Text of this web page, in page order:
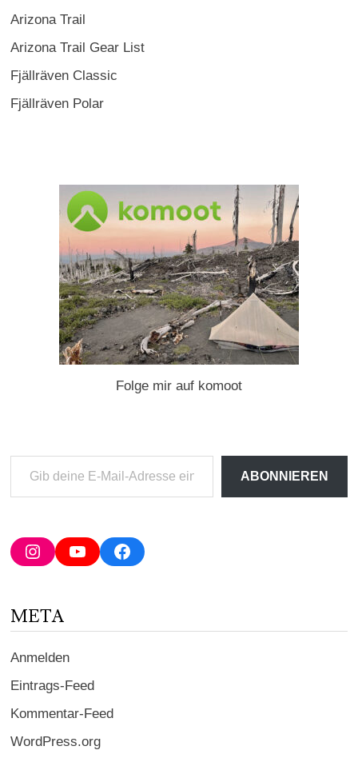
Arizona Trail
Arizona Trail Gear List
Fjällräven Classic
Fjällräven Polar
Folge mir auf komoot
deine
Adresse
ein ...
ABONNIEREN
InstagramYouTubeFacebook
META
Anmelden
Eintrags-Feed
Kommentar-Feed
WordPress.org